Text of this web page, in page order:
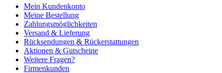
Mein Kundenkonto
Meine Bestellung
Zahlungsmöglichkeiten
Versand & Lieferung
Rücksendungen & Rückerstattungen
Aktionen & Gutscheine
Weitere Fragen?
Firmenkunden